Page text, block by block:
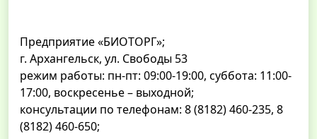
Предприятие «БИОТОРГ»;
г. Архангельск, ул. Свободы 53
режим работы: пн-пт: 09:00-19:00, суббота: 11:00-
17:00, воскресенье – выходной;
консультации по телефонам: 8 (8182) 460-235, 8
(8182) 460-650;